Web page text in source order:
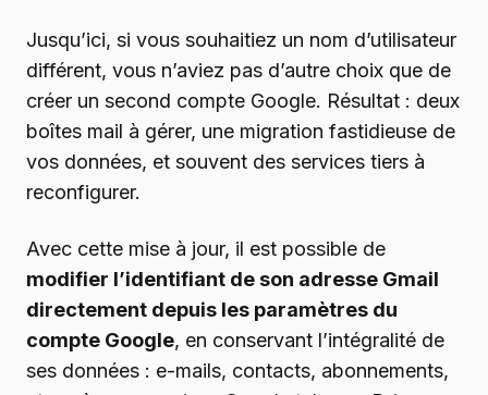
Jusqu’ici, si vous souhaitiez un nom d’utilisateur
différent, vous n’aviez pas d’autre choix que de
créer un second compte Google. Résultat : deux
boîtes mail à gérer, une migration fastidieuse de
vos données, et souvent des services tiers à
reconfigurer.
Avec cette mise à jour, il est possible de
modifier l’identifiant de son adresse Gmail
directement depuis les paramètres du
compte Google, en conservant l’intégralité de
ses données : e-mails, contacts, abonnements,